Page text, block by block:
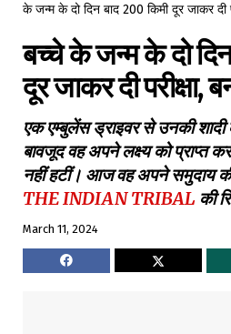
के जन्म के दो दिन बाद 200 किमी दूर जाकर दी
बच्चे के जन्म के दो
दूर जाकर दी परीक्षा,
एक एम्बुलेंस ड्राइवर से उनकी
बावजूद वह अपने लक्ष्य को प्राप्त
नहीं हटीं। आज वह अपने समुदाय
THE INDIAN TRIBAL की
March 11, 2024